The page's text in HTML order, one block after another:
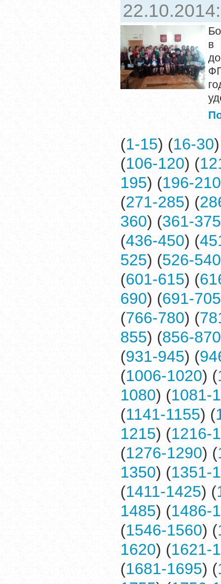
в
(1-15) (16-30
(106-120) (
195) (196-210
(271-285) (
360) (361-375
(436-450) (
525) (526-540
(601-615) (
690) (691-705
(766-780) (
855) (856-870
(931-945) (
(1006-1020) (
1080) (1081-
(1141-1155) (
1215) (1216-
(1276-1290) (
1350) (1351-
(1411-1425) (
1485) (1486-
(1546-1560) (
1620) (1621-
(1681-1695) (